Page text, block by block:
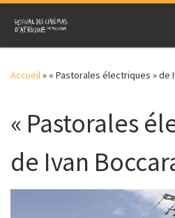
Skip to content
Accueil» « Pastorales électriques » de
« Pastorales
de Ivan